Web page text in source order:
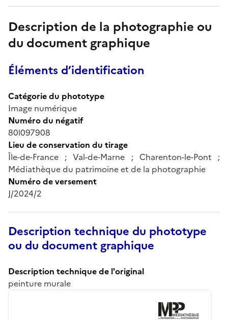
Description de la photographie ou
du document graphique
Éléments d’identification
Catégorie du phototype
Image numérique
Numéro du négatif
80l097908
Lieu de conservation du tirage
Île-de-France ; Val-de-Marne ; Charenton-le-Pont ;
Médiathèque du patrimoine et de la photographie
Numéro de versement
J/2024/2
Description technique du phototype
ou du document graphique
Description technique de l'original
peinture murale